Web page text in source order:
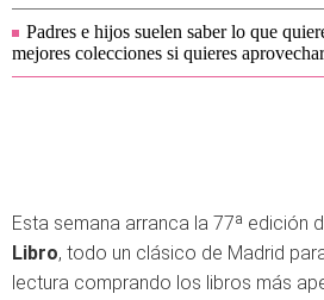
Padres e hijos suelen saber lo que
mejores colecciones si quieres
Esta semana arranca la 77ª edición
Libro, todo un clásico de Madrid
lectura comprando los libros más